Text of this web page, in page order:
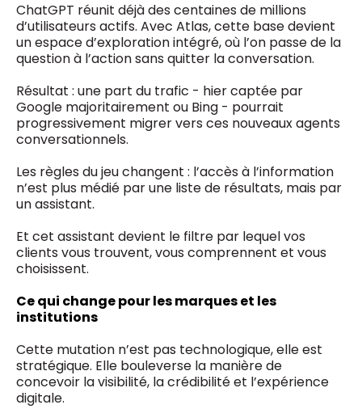
ChatGPT réunit déjà des centaines de millions
d’utilisateurs actifs. Avec Atlas, cette base devient
un espace d’exploration intégré, où l’on passe de la
question à l’action sans quitter la conversation.
Résultat : une part du trafic - hier captée par
Google majoritairement ou Bing - pourrait
progressivement migrer vers ces nouveaux agents
conversationnels.
Les règles du jeu changent : l’accès à l’information
n’est plus médié par une liste de résultats, mais par
un assistant.
Et cet assistant devient le filtre par lequel vos
clients vous trouvent, vous comprennent et vous
choisissent.
Ce qui change pour les marques et les
institutions
Cette mutation n’est pas technologique, elle est
stratégique. Elle bouleverse la manière de
concevoir la visibilité, la crédibilité et l’expérience
digitale.